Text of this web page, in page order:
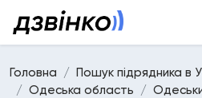
Головна
Пошук підрядника в
Одеська область